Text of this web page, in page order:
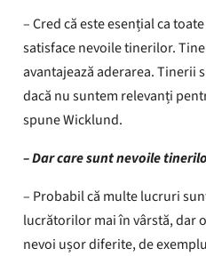
– Cred că este esențial ca
satisface nevoile tinerilor.
avantajează aderarea.
dacă nu suntem relevanți
spune Wicklund.
– Dar care sunt nevoile
– Probabil că multe lucruri
lucrătorilor mai în vârstă, dar
nevoi ușor diferite, de